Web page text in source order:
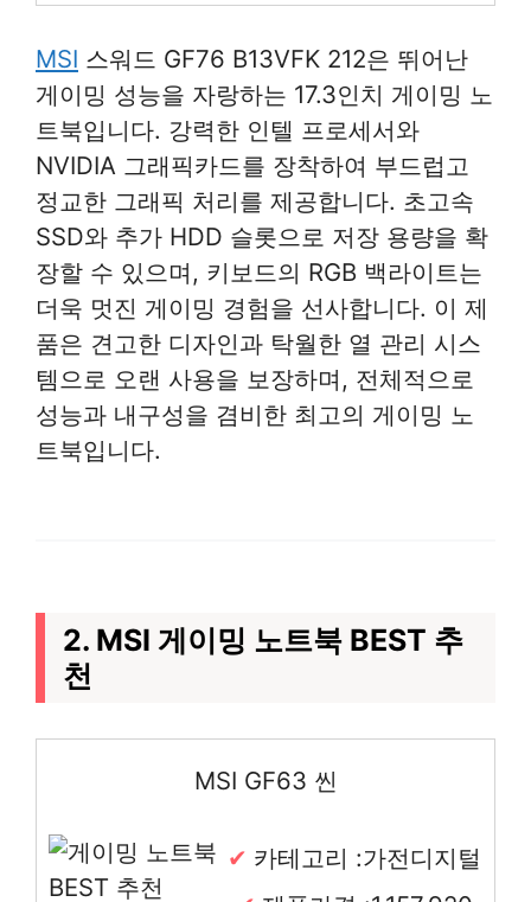
MSI 스워드 GF76 B13VFK 212은 뛰어난
게이밍 성능을 자랑하는 17.3인치 게이밍 노
트북입니다. 강력한 인텔 프로세서와
NVIDIA 그래픽카드를 장착하여 부드럽고
정교한 그래픽 처리를 제공합니다. 초고속
SSD와 추가 HDD 슬롯으로 저장 용량을 확
장할 수 있으며, 키보드의 RGB 백라이트는
더욱 멋진 게이밍 경험을 선사합니다. 이 제
품은 견고한 디자인과 탁월한 열 관리 시스
템으로 오랜 사용을 보장하며, 전체적으로
성능과 내구성을 겸비한 최고의 게이밍 노
트북입니다.
2. MSI 게이밍 노트북 BEST 추
천
MSI GF63 씬
카테고리 :가전디지털